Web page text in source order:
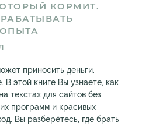
КОРМИТ.
приносить деньги.
В этой книге Вы узнаете, как
текстах для сайтов без
программ и красивых
Вы разберётесь, где брать